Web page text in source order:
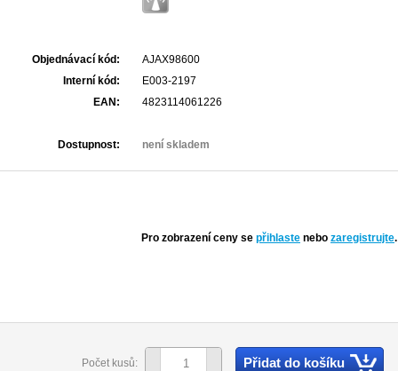
Objednávací kód:
AJAX98600
Interní kód:
E003-2197
EAN:
4823114061226
Dostupnost: není skladem
Pro zobrazení ceny se přihlaste nebo zaregistrujte.
Počet kusů: Přidat do košíku